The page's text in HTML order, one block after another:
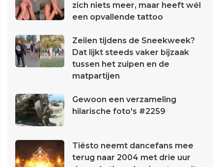
zich niets meer, maar heeft wél
een opvallende tattoo
Zeilen tijdens de Sneekweek?
Dat lijkt steeds vaker bijzaak
tussen het zuipen en de
matpartijen
Gewoon een verzameling
hilarische foto's #2259
Tiësto neemt dancefans mee
terug naar 2004 met drie uur